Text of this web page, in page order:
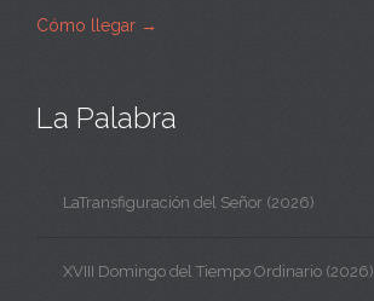
Cómo llegar →
La Palabra
LaTransfiguración del Señor (2026)
XVIII Domingo del Tiempo Ordinario (2026)